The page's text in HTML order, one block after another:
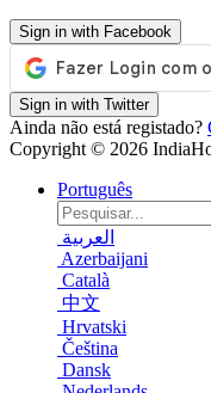
Sign in with Facebook
Sign in with Twitter
Ainda não está registado?
Copyright © 2026
Português
العربية
Azerbaijani
Català
中文
Hrvatski
Čeština
Dansk